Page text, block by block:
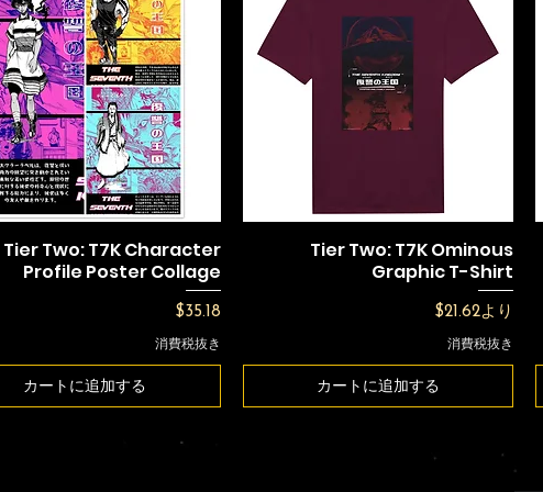
Tier Two: T7K Character
Profile Poster Collage
価格
$35.18
消費税抜き
カートに追加する
Tier Two: T7K Ominous
Graphic T-Shirt
$21.62より
セール価格
消費税抜き
カートに追加する